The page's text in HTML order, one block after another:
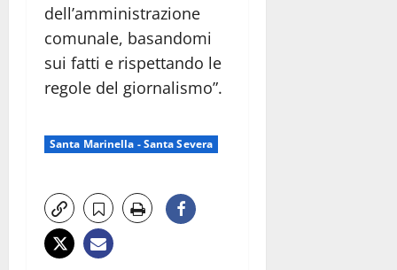
dell’amministrazione
comunale, basandomi
sui fatti e rispettando le
regole del giornalismo”.
Santa Marinella - Santa Severa